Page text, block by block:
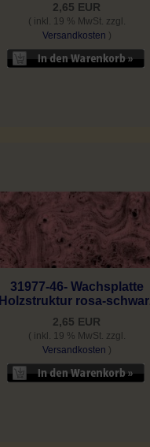
2,65 EUR
( inkl. 19 % MwSt. zzgl.
Versandkosten )
31977-46- Wachsplatte
Holzstruktur rosa-
2,65 EUR
( inkl. 19 % MwSt. zzgl.
Versandkosten )